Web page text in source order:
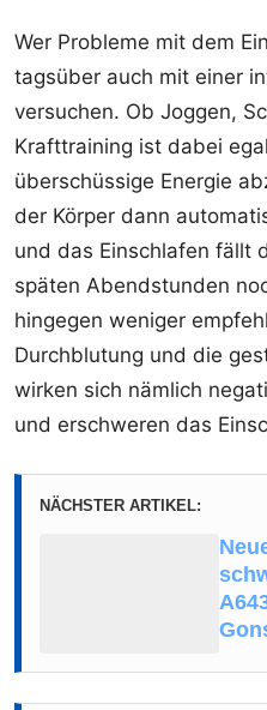
Wer Probleme mit dem
tagsüber auch mit einer
versuchen. Ob Joggen,
Krafttraining ist dabei
überschüssige Energie
der Körper dann
und das Einschlafen fällt
späten Abendstunden
hingegen weniger
Durchblutung und die
wirken sich nämlich
und erschweren das
NÄCHSTER ARTIKEL: